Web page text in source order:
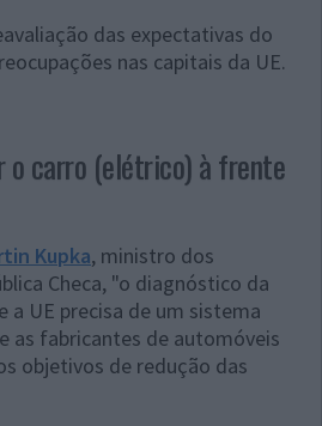
das expectativas do
nas capitais da UE.
o carro (elétrico) à frente
Kupka, ministro dos
Checa, "o diagnóstico da
a UE precisa de um sistema
as fabricantes de automóveis
objetivos de redução das